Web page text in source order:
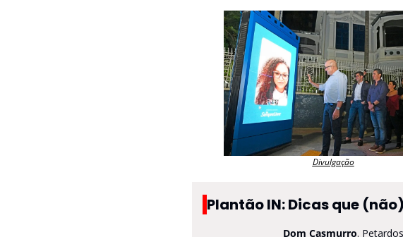
Divulgação
Plantão IN: Dicas que
Dom Casmurro.